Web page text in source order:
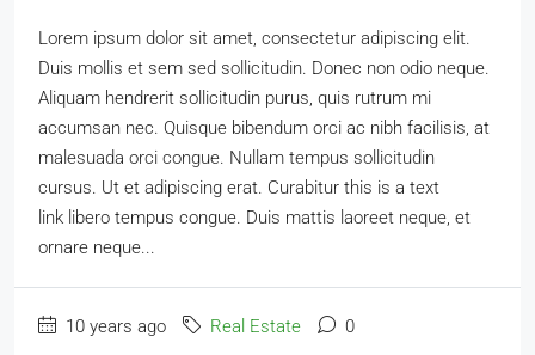
Lorem ipsum dolor sit amet, consectetur adipiscing elit.
Duis mollis et sem sed sollicitudin. Donec non odio neque.
Aliquam hendrerit sollicitudin purus, quis rutrum mi
accumsan nec. Quisque bibendum orci ac nibh facilisis, at
malesuada orci congue. Nullam tempus sollicitudin
cursus. Ut et adipiscing erat. Curabitur this is a text
link libero tempus congue. Duis mattis laoreet neque, et
ornare neque...
10 years ago Real Estate 0